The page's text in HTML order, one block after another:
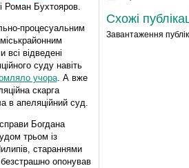
Роман Бухтояров.
процесуальним
відведені
суду навіть
учора. А вже
скарга
в апеляційний суд.
Богдана
трьом із
стараннями
опонував
Схожі
Завантаження